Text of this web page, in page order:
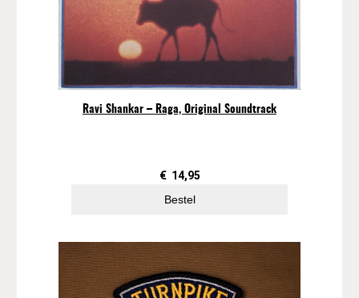
Ravi Shankar – Raga, Original Soundtrack
€ 14,95
Bestel